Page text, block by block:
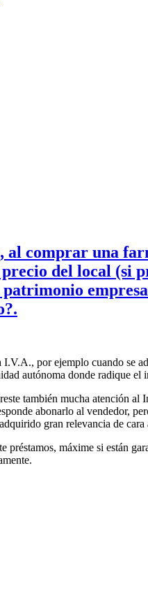
al comprar una
del local (si
por ejemplo cuando se
autónoma donde radique
también mucha atención
abonarlo al vendedor,
gran relevancia de
préstamos, máxime si están